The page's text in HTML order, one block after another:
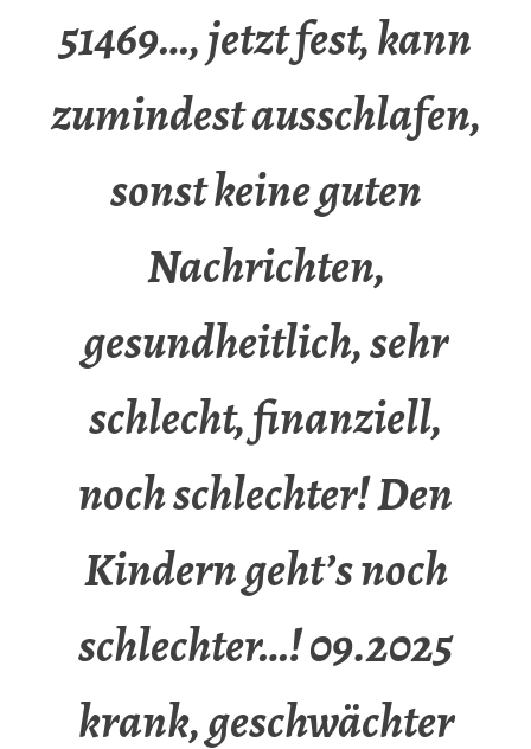
51469…, jetzt fest, kann
zumindest ausschlafen,
sonst keine guten
Nachrichten,
gesundheitlich, sehr
schlecht, finanziell,
noch schlechter! Den
Kindern geht’s noch
schlechter…! 09.2025
krank, geschwächter